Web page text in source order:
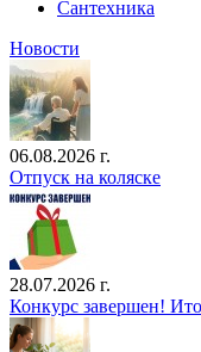
Сантехника
Новости
06.08.2026 г.
Отпуск на коляске
28.07.2026 г.
Конкурс завершен!